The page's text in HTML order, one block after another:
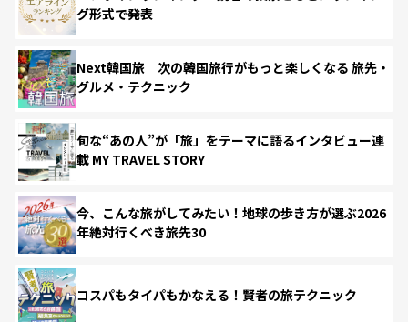
グ形式で発表
Next韓国旅 次の韓国旅行がもっと楽しくなる 旅先・
グルメ・テクニック
旬な“あの人”が「旅」をテーマに語るインタビュー連
載 MY TRAVEL STORY
今、こんな旅がしてみたい！地球の歩き方が選ぶ2026
年絶対行くべき旅先30
コスパもタイパもかなえる！賢者の旅テクニック